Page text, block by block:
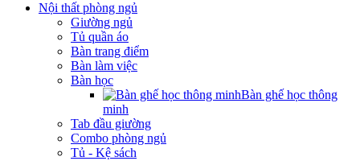
Nội thất phòng ngủ
Giường ngủ
Tủ quần áo
Bàn trang điểm
Bàn làm việc
Bàn học
Bàn ghế học thông
minh
Tab đầu giường
Combo phòng ngủ
Tủ - Kệ sách